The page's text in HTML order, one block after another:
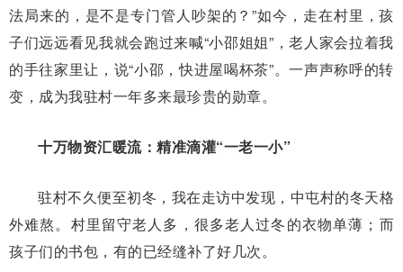
法局来的，是不是专门管人吵架的？”如今，走在村里，孩
子们远远看见我就会跑过来喊“小邵姐姐”，老人家会拉着我
的手往家里让，说“小邵，快进屋喝杯茶”。一声声称呼的转
变，成为我驻村一年多来最珍贵的勋章。
十万物资汇暖流：精准滴灌“一老一小”
驻村不久便至初冬，我在走访中发现，中屯村的冬天格
外难熬。村里留守老人多，很多老人过冬的衣物单薄；而
孩子们的书包，有的已经缝补了好几次。